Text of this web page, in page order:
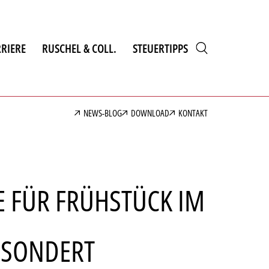
RUSCHEL & COLL. STEUERTIPPS
NEWS-BLOG DOWNLOAD KONTAKT
FRÜHSTÜCK IM
A